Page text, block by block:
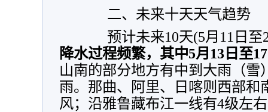
二、未来十天天气趋势
预计未来10天(5月11日至
降水过程频繁，其中5月13日至
山南的部分地方有中到大雨（雪
雨。那曲、阿里、日喀则西部和
风；沿雅鲁藏布江一线有4级左